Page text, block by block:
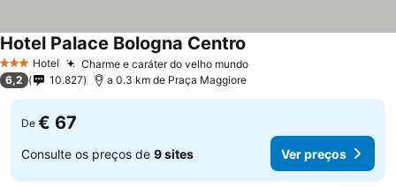
3 EstrelasHotel Charme e caráter do velho mundo
Hotel Palace Bologna Centro
6,2 10.827 a 0.3 km de Praça Maggiore
De € 67
Consulte os preços de 9 sites Ver preços